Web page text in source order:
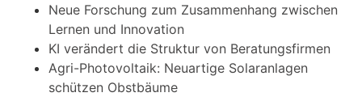
Neue Forschung zum Zusammenhang zwischen
Lernen und Innovation
KI verändert die Struktur von Beratungsfirmen
Agri-Photovoltaik: Neuartige Solaranlagen
schützen Obstbäume